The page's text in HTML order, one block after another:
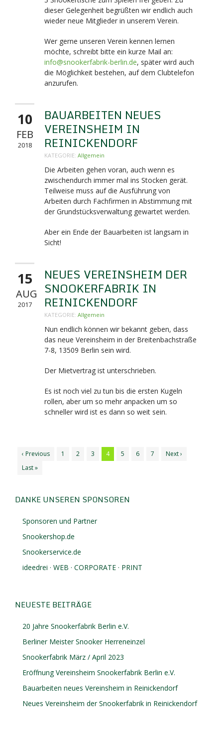
dieser Gelegenheit begrüßten wir endlich auch
wieder neue Mitglieder in unserem Verein.
Wer gerne unseren Verein kennen lernen
möchte, schreibt bitte ein kurze Mail an:
info@snookerfabrik-berlin.de, später wird auch
die Möglichkeit bestehen, auf dem Clubtelefon
anzurufen.
10
FEB
2018
BAUARBEITEN NEUES
VEREINSHEIM IN
REINICKENDORF
KATEGORIE: Allgemein
Die Arbeiten gehen voran, auch wenn es
zwischendurch immer mal ins Stocken gerät.
Teilweise muss auf die Ausführung von
Arbeiten durch Fachfirmen in Abstimmung mit
der Grundstücksverwaltung gewartet werden.
Aber ein Ende der Bauarbeiten ist langsam in
Sicht!
15
AUG
2017
NEUES VEREINSHEIM DER
SNOOKERFABRIK IN
REINICKENDORF
KATEGORIE: Allgemein
Nun endlich können wir bekannt geben, dass
das neue Vereinsheim in der Breitenbachstraße
7-8, 13509 Berlin sein wird.
Der Mietvertrag ist unterschrieben.
Es ist noch viel zu tun bis die ersten Kugeln
rollen, aber um so mehr anpacken um so
schneller wird ist es dann so weit sein.
‹ Previous 1 2 3 4 5 6 7
Next ›
Last »
DANKE UNSEREN SPONSOREN
Sponsoren und Partner
Snookershop.de
Snookerservice.de
ideedrei · WEB · CORPORATE · PRINT
NEUESTE BEITRÄGE
20 Jahre Snookerfabrik Berlin e.V.
Berliner Meister Snooker Herreneinzel
Snookerfabrik März / April 2023
Eröffnung Vereinsheim Snookerfabrik Berlin e.V.
Bauarbeiten neues Vereinsheim in Reinickendorf
Neues Vereinsheim der Snookerfabrik in Reinickendorf